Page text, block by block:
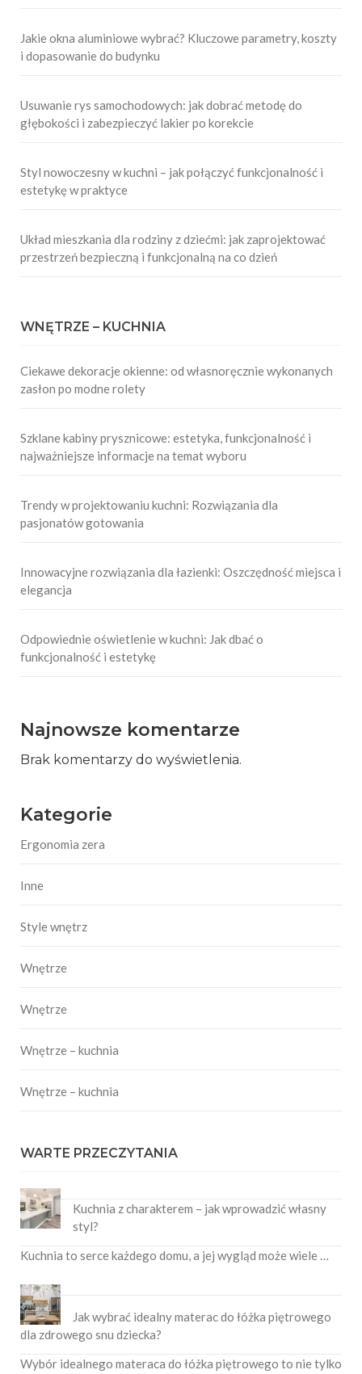
Jakie okna aluminiowe wybrać? Kluczowe parametry, koszty
i dopasowanie do budynku
Usuwanie rys samochodowych: jak dobrać metodę do
głębokości i zabezpieczyć lakier po korekcie
Styl nowoczesny w kuchni – jak połączyć funkcjonalność i
estetykę w praktyce
Układ mieszkania dla rodziny z dziećmi: jak zaprojektować
przestrzeń bezpieczną i funkcjonalną na co dzień
WNĘTRZE – KUCHNIA
Ciekawe dekoracje okienne: od własnoręcznie wykonanych
zasłon po modne rolety
Szklane kabiny prysznicowe: estetyka, funkcjonalność i
najważniejsze informacje na temat wyboru
Trendy w projektowaniu kuchni: Rozwiązania dla
pasjonatów gotowania
Innowacyjne rozwiązania dla łazienki: Oszczędność miejsca i
elegancja
Odpowiednie oświetlenie w kuchni: Jak dbać o
funkcjonalność i estetykę
Najnowsze komentarze
Brak komentarzy do wyświetlenia.
Kategorie
Ergonomia zera
Inne
Style wnętrz
Wnętrze
Wnętrze
Wnętrze – kuchnia
Wnętrze – kuchnia
WARTE PRZECZYTANIA
Kuchnia z charakterem – jak wprowadzić własny
styl?
Kuchnia to serce każdego domu, a jej wygląd może wiele …
Jak wybrać idealny materac do łóżka piętrowego
dla zdrowego snu dziecka?
Wybór idealnego materaca do łóżka piętrowego to nie tylko